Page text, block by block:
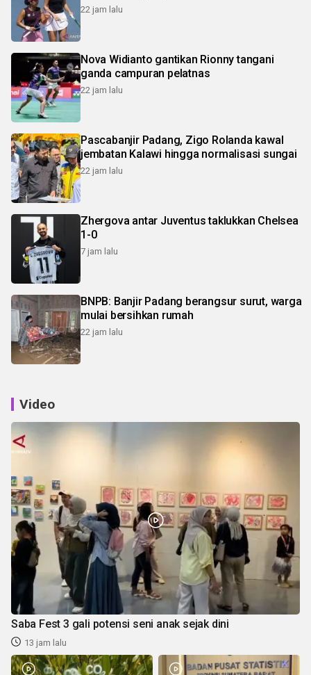
22 jam lalu
Nova Widianto gantikan Rionny tangani
ganda campuran pelatnas
22 jam lalu
Pascabanjir Padang, Zigo Rolanda kawal
jembatan Kalawi hingga normalisasi sungai
22 jam lalu
Zhergova antar Juventus taklukkan Chelsea
1-0
7 jam lalu
BNPB: Banjir Padang berangsur surut, warga
mulai bersihkan rumah
22 jam lalu
Video
Saba Fest 3 gali potensi seni anak sejak dini
13 jam lalu